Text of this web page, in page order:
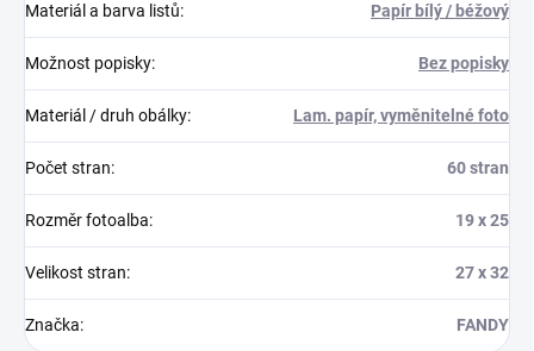
Materiál a barva listů: Papír bílý / béžový
Možnost popisky: Bez popisky
Materiál / druh obálky: Lam. papír, vyměnitelné foto
Počet stran: 60 stran
Rozměr fotoalba: 19 x 25
Velikost stran: 27 x 32
Značka: FANDY